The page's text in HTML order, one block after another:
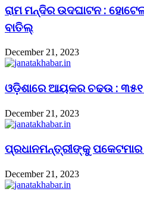
ରାମ ମନ୍ଦିର ଉଦଘାଟନ :
ବାତିଲ୍
December 21, 2023
ଓଡ଼ିଶାରେ ଆୟକର ଚଢଉ :
December 21, 2023
ପ୍ରଧାନମନ୍ତ୍ରୀଙ୍କୁ
December 21, 2023